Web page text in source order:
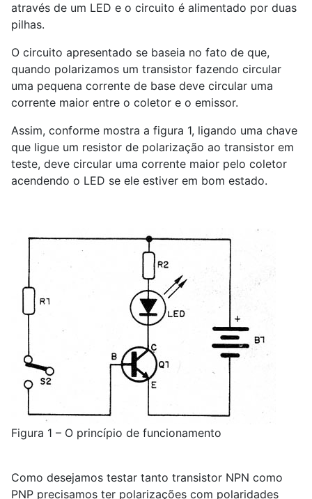
através de um LED e o circuito é alimentado por duas
pilhas.
O circuito apresentado se baseia no fato de que,
quando polarizamos um transistor fazendo circular
uma pequena corrente de base deve circular uma
corrente maior entre o coletor e o emissor.
Assim, conforme mostra a figura 1, ligando uma chave
que ligue um resistor de polarização ao transistor em
teste, deve circular uma corrente maior pelo coletor
acendendo o LED se ele estiver em bom estado.
Figura 1 – O princípio de funcionamento
Como desejamos testar tanto transistor NPN como
PNP precisamos ter polarizações com polaridades